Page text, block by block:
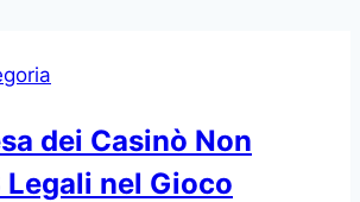
dei Casinò Non
Legali nel Gioco